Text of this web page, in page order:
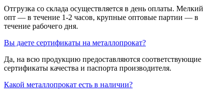
Отгрузка со склада осуществляется в день оплаты. Мелкий
опт — в течение 1-2 часов, крупные оптовые партии — в
течение рабочего дня.
Вы даете сертификаты на металлопрокат?
Да, на всю продукцию предоставляются соответствующие
сертификаты качества и паспорта производителя.
Какой металлопрокат есть в наличии?